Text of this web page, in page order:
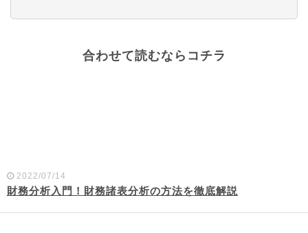
合わせて読むならコチラ
2022/07/14
財務分析入門！財務諸表分析の方法を徹底解説